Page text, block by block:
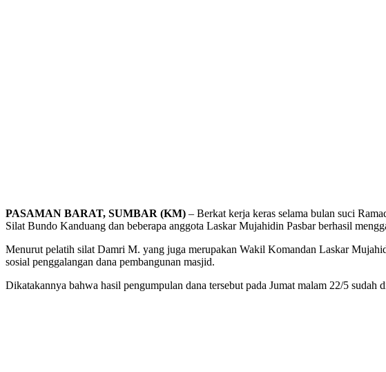
PASAMAN BARAT, SUMBAR (KM) – Berkat kerja keras selama bulan suci
Silat Bundo Kanduang dan beberapa anggota Laskar Mujahidin Pasbar berhasil
Menurut pelatih silat Damri M. yang juga merupakan Wakil Komandan Laskar
sosial penggalangan dana pembangunan masjid.
Dikatakannya bahwa hasil pengumpulan dana tersebut pada Jumat malam 22/5 sudah